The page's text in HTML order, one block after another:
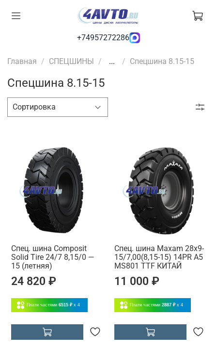
+74957272286
Главная СПЕЦШИНЫ ... Спецшина 8.15-15
Спецшина 8.15-15
Спец. шина Composit
Solid Tire 24/7 8,15/0 —
15 (летняя)
24 820 ₽
Плати частями 6515 ₽ x 4
Спец. шина Maxam 28x9-
15/7,00(8,15-15) 14PR A5
MS801 TTF КИТАЙ
11 000 ₽
Плати частями 2887 ₽ x 4